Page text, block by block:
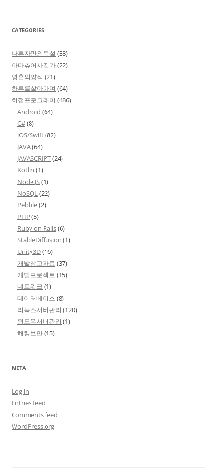
CATEGORIES
나혼자만의독설 (38)
아마츄어사진가(22)
영혼의양식 (21)
하루를살아가며 (64)
허접프로그래머 (486)
Android (64)
C#(8)
iOS/Swift(82)
JAVA(64)
JAVASCRIPT(24)
Kotlin (1)
Node.JS(1)
NoSQL(22)
Pebble(2)
PHP (5)
Ruby on Rails(6)
StableDiffusion (1)
Unity3D(16)
개발참고자료 (37)
개발프로젝트 (15)
네트워크 (1)
데이터베이스 (8)
리눅스서버관리 (120)
윈도우서버관리 (1)
해킹보안(15)
META
Log in
Entries feed
Comments feed
WordPress.org